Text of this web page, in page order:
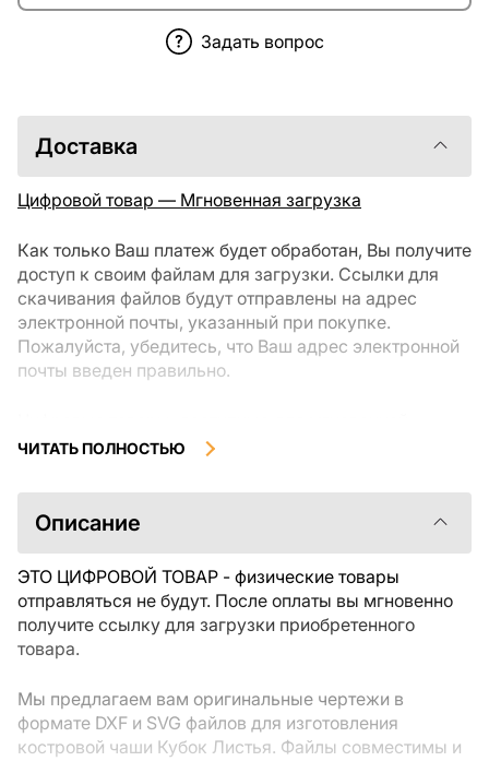
Задать вопрос
Доставка
Цифровой товар — Мгновенная загрузка
Как только Ваш платеж будет обработан, Вы получите
доступ к своим файлам для загрузки. Ссылки для
скачивания файлов будут отправлены на адрес
электронной почты, указанный при покупке.
Пожалуйста, убедитесь, что Ваш адрес электронной
почты введен правильно.
загрузки, не подлежат возврату или обмену после их
ознакомиться с описанием товара и задать все
интересующие Вас вопросы перед покупкой. Если у
свяжитесь с продавцом напрямую.
ЧИТАТЬ ПОЛНОСТЬЮ
Описание
ЭТО ЦИФРОВОЙ ТОВАР - физические товары
отправляться не будут. После оплаты вы мгновенно
получите ссылку для загрузки приобретенного
товара.
Мы предлагаем вам оригинальные чертежи в
формате DXF и SVG файлов для изготовления
костровой чаши Кубок Листья. Файлы совместимы и